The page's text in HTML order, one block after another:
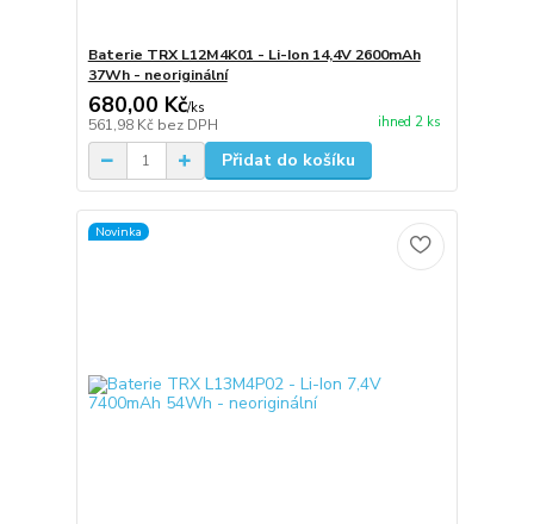
Baterie TRX L12M4K01 - Li-Ion 14,4V 2600mAh
37Wh - neoriginální
680,00 Kč/ks
561,98 Kč bez DPH ihned 2 ks
Přidat do košíku
Novinka